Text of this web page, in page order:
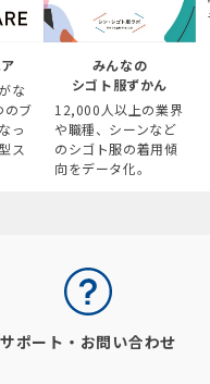
な
のブ
っ
ス
みんなの
シゴト服ずかん
12,000人以上の業界
や職種、シーンなど
のシゴト服の着用傾
向をデータ化。
サポート・お問い合わせ